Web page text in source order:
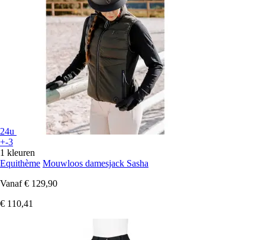
24u
+-3
1 kleuren
Equithème Mouwloos damesjack Sasha
Vanaf € 129,90
€ 110,41